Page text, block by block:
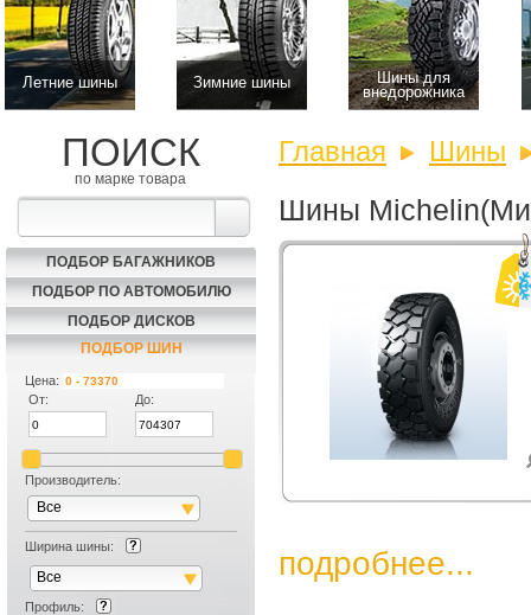
Летние шины Зимние шины
Шины для
внедорожника
ПОИСК
по марке товара
ПОДБОР БАГАЖНИКОВ
ПОДБОР ПО АВТОМОБИЛЮ
ПОДБОР ДИСКОВ
ПОДБОР ШИН
Цена:
От:
До:
Производитель:
Все
Ширина шины:
Все
Профиль:
Главная Шины
Шины
подробнее...